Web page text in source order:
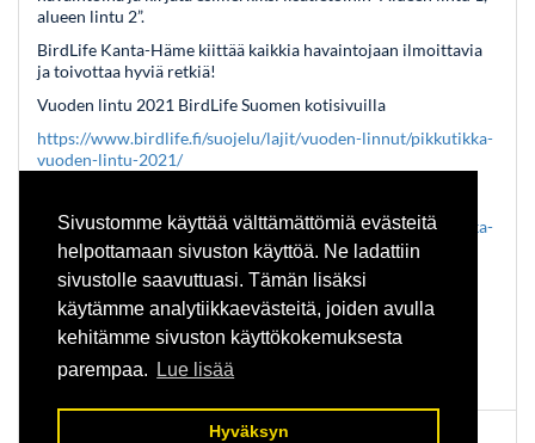
Sivustomme käyttää välttämättömiä evästeitä
helpottamaan sivuston käyttöä. Ne ladattiin
sivustolle saavuttuasi. Tämän lisäksi
käytämme analytiikkaevästeitä, joiden avulla
kehitämme sivuston käyttökokemuksesta
parempaa.
Lue lisää
Hyväksyn
alueen lintu 2”.
BirdLife Kanta-Häme kiittää kaikkia havaintojaan ilmoittavia
ja toivottaa hyviä retkiä!
Vuoden lintu 2021 BirdLife Suomen kotisivuilla
https://www.birdlife.fi/suojelu/lajit/vuoden-linnut/pikkutikka-
vuoden-lintu-2021/
https://www.birdlife.fi/suojelu/lajit/vuoden-linnut/pikkutikka-
vuoden-lintu-2021/pikkutikan-etsimisohjeet/
Aikaisemmat Vuoden laji -hankkeet ja hankkeiden
yhteenvedot
https://www.birdlife.fi/suojelu/lajit/vuoden-linnut/
Takaisin